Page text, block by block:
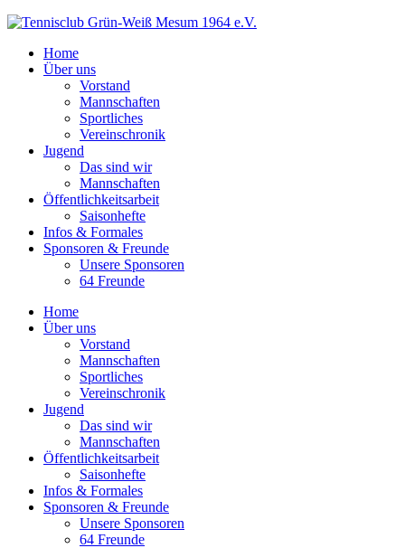
Home
Über uns
Vorstand
Mannschaften
Sportliches
Vereinschronik
Jugend
Das sind wir
Mannschaften
Öffentlichkeitsarbeit
Saisonhefte
Infos & Formales
Sponsoren & Freunde
Unsere Sponsoren
64 Freunde
Home
Über uns
Vorstand
Mannschaften
Sportliches
Vereinschronik
Jugend
Das sind wir
Mannschaften
Öffentlichkeitsarbeit
Saisonhefte
Infos & Formales
Sponsoren & Freunde
Unsere Sponsoren
64 Freunde